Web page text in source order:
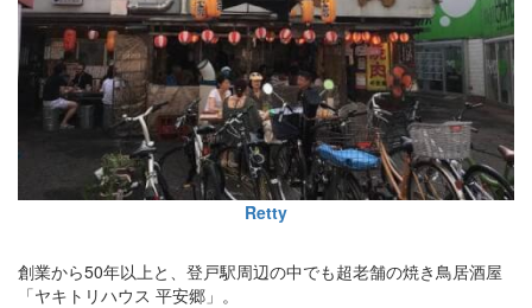
Retty
創業から50年以上と、登戸駅周辺の中でも超老舗の焼き鳥居酒屋
「ヤキトリハウス 平安郷」。